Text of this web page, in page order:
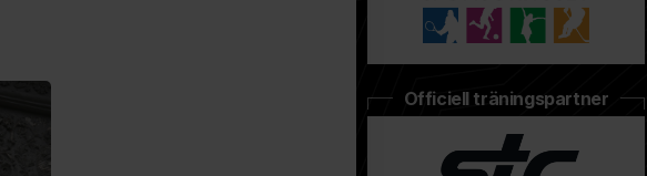
Officiell träningspartner